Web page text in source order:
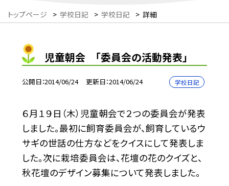
トップページ > 学校日記 > 学校日記 > 詳細
児童朝会 「委員会の活動発表」
公開日 2014/06/24 更新日 2014/06/24 学校日記
６月１９日（木）児童朝会で２つの委員会が発表
しました。最初に飼育委員会が、飼育しているウ
サギの世話の仕方などをクイスにして発表しま
した。次に栽培委員会は、花壇の花のクイズと、
秋花壇のデザイン募集について発表しました。